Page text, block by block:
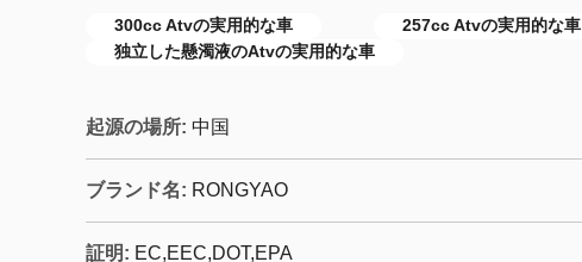
300cc Atvの実用的な車
257cc Atvの実用的な車
独立した懸濁液のAtvの実用的な車
起源の場所: 中国
ブランド名: RONGYAO
証明: EC,EEC,DOT,EPA